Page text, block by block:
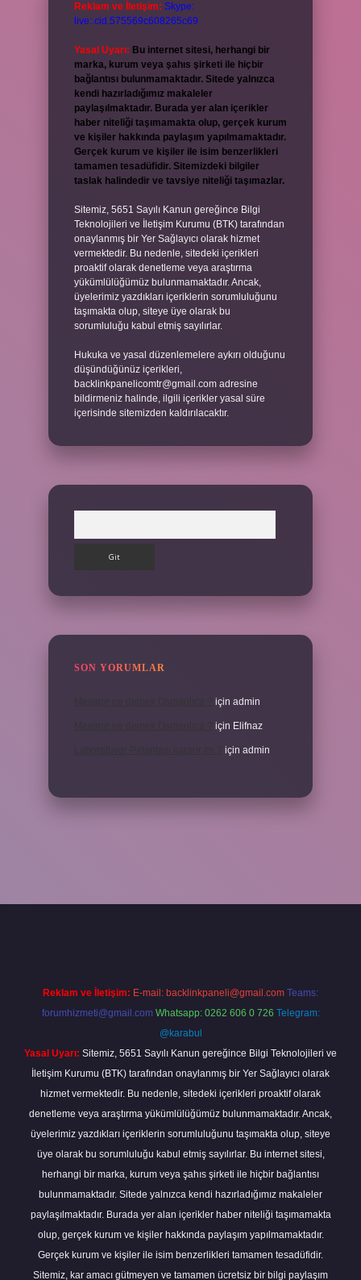
Reklam ve İletişim: Skype:
live:.cid.575569c608265c69
Yasal Uyarı: Bu internet sitesi, herhangi bir
marka, kurum veya şahıs şirketi ile hiçbir
bağlantısı bulunmamaktadır. Sitede yalnızca
kendi hazırladığımız makaleler
paylaşılmaktadır. Burada yer alan içerikler
haber niteliği taşımamakta olup, gerçek kurum
ve kişiler hakkında paylaşım yapılmamaktadır.
Gerçek kurum ve kişiler ile isim benzerlikleri
tamamen tesadüfidir. Sitemizdeki bilgiler
taslak halindedir ve tavsiye niteliği taşımazlar.
Sitemiz, 5651 Sayılı Kanun gereğince Bilgi
Teknolojileri ve İletişim Kurumu (BTK) tarafından
onaylanmış bir Yer Sağlayıcı olarak hizmet
vermektedir. Bu nedenle, sitedeki içerikleri
proaktif olarak denetleme veya araştırma
yükümlülüğümüz bulunmamaktadır. Ancak,
üyelerimiz yazdıkları içeriklerin sorumluluğunu
taşımakta olup, siteye üye olarak bu
sorumluluğu kabul etmiş sayılırlar.
Hukuka ve yasal düzenlemelere aykırı olduğunu
düşündüğünüz içerikleri,
backlinkpanelicomtr@gmail.com adresine
bildirmeniz halinde, ilgili içerikler yasal süre
içerisinde sitemizden kaldırılacaktır.
SON YORUMLAR
için admin
için Elifnaz
için admin
Reklam ve İletişim: E-mail: backlinkpaneli@gmail.com Teams:
forumhizmeti@gmail.com Whatsapp: 0262 606 0 726 Telegram:
@karabul
Yasal Uyarı: Sitemiz, 5651 Sayılı Kanun gereğince Bilgi Teknolojileri ve
İletişim Kurumu (BTK) tarafından onaylanmış bir Yer Sağlayıcı olarak
hizmet vermektedir. Bu nedenle, sitedeki içerikleri proaktif olarak
denetleme veya araştırma yükümlülüğümüz bulunmamaktadır. Ancak,
üyelerimiz yazdıkları içeriklerin sorumluluğunu taşımakta olup, siteye
üye olarak bu sorumluluğu kabul etmiş sayılırlar. Bu internet sitesi,
herhangi bir marka, kurum veya şahıs şirketi ile hiçbir bağlantısı
bulunmamaktadır. Sitede yalnızca kendi hazırladığımız makaleler
paylaşılmaktadır. Burada yer alan içerikler haber niteliği taşımamakta
olup, gerçek kurum ve kişiler hakkında paylaşım yapılmamaktadır.
Gerçek kurum ve kişiler ile isim benzerlikleri tamamen tesadüfidir.
Sitemiz, kar amacı gütmeyen ve tamamen ücretsiz bir bilgi paylaşım